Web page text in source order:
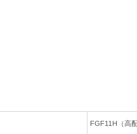
FGF11H（高配